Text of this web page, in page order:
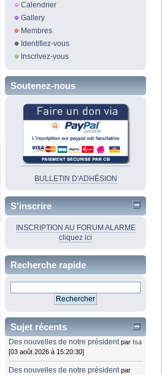
Calendrier
Gallery
Membres
Identifiez-vous
Inscrivez-vous
Soutenez-nous
BULLETIN D'ADHÉSION
S'inscrire
INSCRIPTION AU FORUM ALARME
cliquez ici
Recherche rapide
Sujet récents
Des nouvelles de notre président par Isa
[03 août 2026 à 15:20:30]
Des nouvelles de notre président par